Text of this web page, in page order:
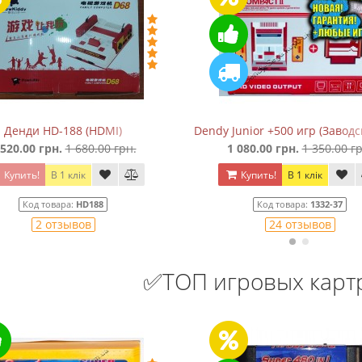
Денди HD-188 (HDMI)
грн. 1 680.00 грн.
Купить! В 1 клік
Код товара: HD188
2 отзывов
Dendy Junior +500 игр
1 080.00 грн. 1 350.00
Купить! В 1 клік
Код товара: 1332-37
24 отзывов
✅ТОП игровых